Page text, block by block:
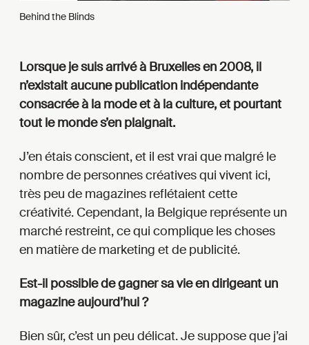
Behind the Blinds
Lorsque je suis arrivé à Bruxelles en 2008, il
n’existait aucune publication indépendante
consacrée à la mode et à la culture, et pourtant
tout le monde s’en plaignait.
J’en étais conscient, et il est vrai que malgré le
nombre de personnes créatives qui vivent ici,
très peu de magazines reflétaient cette
créativité. Cependant, la Belgique représente un
marché restreint, ce qui complique les choses
en matière de marketing et de publicité.
Est-il possible de gagner sa vie en dirigeant un
magazine aujourd’hui ?
Bien sûr, c’est un peu délicat. Je suppose que j’ai